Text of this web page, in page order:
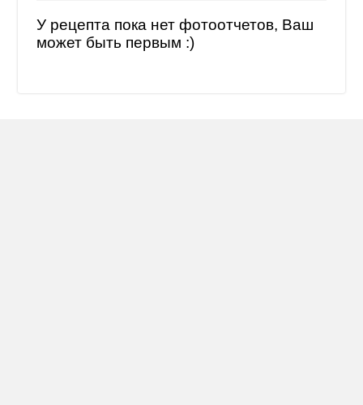
У рецепта пока нет фотоотчетов, Ваш
может быть первым :)